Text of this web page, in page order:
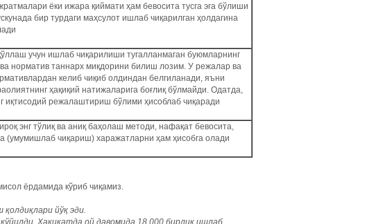
ёки ижара қиймати ҳам бевосита тусга эга бўлиши
бир турдаги маҳсулот ишлаб чиқарилган ҳолдагина
учун ишлаб чиқарилиши тугалланмаган буюмларнинг
норматив таннарх миқдорини билиш лозим. У режалар ва
келиб чиқиб олдиндан белгиланади, яъни
ҳақиқий натижаларига боғлиқ бўлмайди. Одатда,
иқтисодий режалаштириш бўлими ҳисоблаб чиқаради
энг тўлиқ ва аниқ баҳолаш методи, нафақат бевосита,
(умумишлаб чиқариш) харажатларни ҳам ҳисобга олади
ёрдамида кўриб чиқамиз.
йўқ эди.
Ҳақиқатда ой давомида 18 000 бирлик ишлаб